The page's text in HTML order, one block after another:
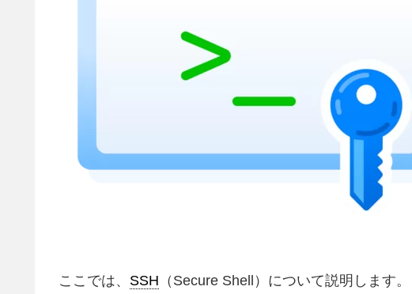
ここでは、 SSH （Secure Shell）について説明します。